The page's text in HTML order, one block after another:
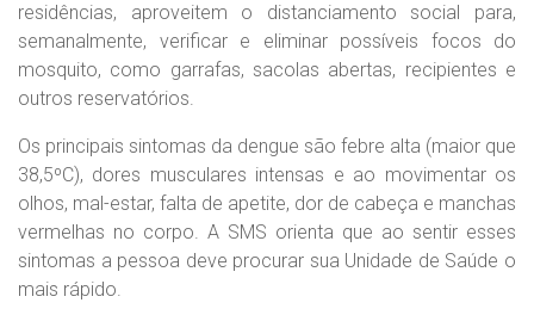
residências, aproveitem o distanciamento social para,
semanalmente, verificar e eliminar possíveis focos do
mosquito, como garrafas, sacolas abertas, recipientes e
outros reservatórios.
Os principais sintomas da dengue são febre alta (maior que
38,5ºC), dores musculares intensas e ao movimentar os
olhos, mal-estar, falta de apetite, dor de cabeça e manchas
vermelhas no corpo. A SMS orienta que ao sentir esses
sintomas a pessoa deve procurar sua Unidade de Saúde o
mais rápido.